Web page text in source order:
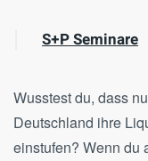
S+P Seminare
Wusstest du, dass
Deutschland ihre
einstufen? Wenn du